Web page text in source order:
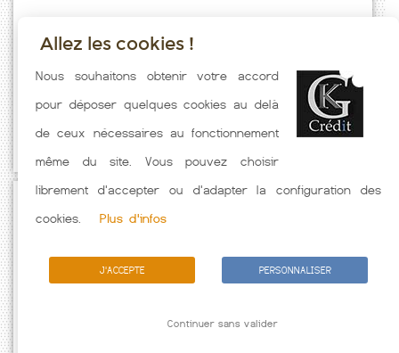
Taux emprunt actualisés (Mouzieys Panens) toutes les semaines. Taux
Immobilier pratiqués par nos partenaires bancaires. Meilleur Taux
hors assurance. Taux crédit immobilier indicatif fonction des
caractéristiques de l'emprunteur.
Allez les cookies !
Nous souhaitons obtenir votre accord
pour déposer quelques cookies au delà
de ceux nécessaires au fonctionnement
même du site. Vous pouvez choisir
librement d'accepter ou d'adapter la configuration des
cookies.
Plus d'infos
J'ACCEPTE PERSONNALISER
Continuer sans valider